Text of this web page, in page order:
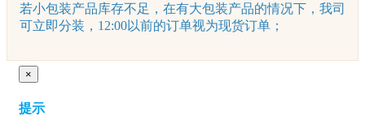
若小包装产品库存不足，在有大包装产品的情况下，我司
可立即分装，12:00以前的订单视为现货订单；
×
提示